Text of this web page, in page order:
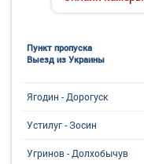
Пункт пропуска
Выезд из Украины
Ягодин - Дорогуск
Устилуг - Зосин
Угринов - Долхобычув